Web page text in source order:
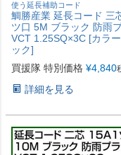
使う延長補助コード
鯛勝産業 延長コード 三
ツ口 5M ブラック 防雨
VCT 1.25SQ×3C [カラ
ック]
買援隊 特別価格 ¥4,840
詳細を見る